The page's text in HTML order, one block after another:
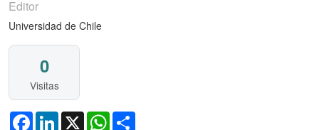
Editor
Universidad de Chile
0
Visitas
FacebookLinkedIn
X WhatsApp